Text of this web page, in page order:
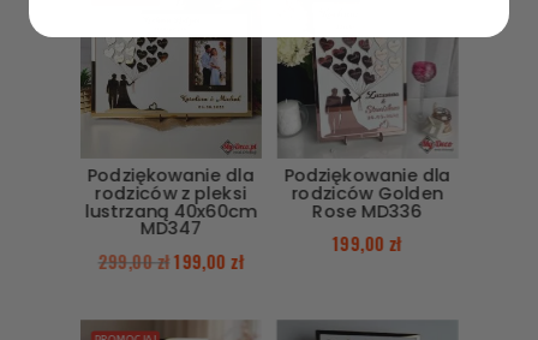
Podziękowanie dla
rodziców z pleksi
lustrzaną 40x60cm
MD347
299,00zł199,00 zł
Podziękowanie dla
rodziców Golden
Rose MD336
199,00 zł